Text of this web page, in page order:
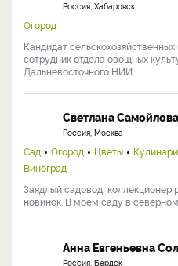
Россия, Хабаровск
Огород
Кандидат
сотрудник отдела овощных
Дальневосточного НИИ ...
Светлана Самойлова
Россия, Москва
Сад Огород Цветы
Виноград
Заядлый садовод, коллекционер
новинок. В моем саду в
Анна Евгеньевна
Россия, Бердск